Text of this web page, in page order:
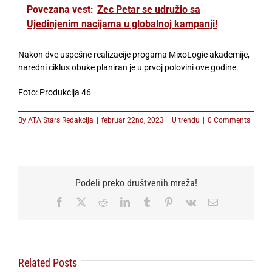
Povezana vest: Zec Petar se udružio sa
Ujedinjenim nacijama u globalnoj kampanji!
Nakon dve uspešne realizacije progama MixoLogic akademije,
naredni ciklus obuke planiran je u prvoj polovini ove godine.
Foto: Produkcija 46
By ATA Stars Redakcija februar 22nd, 2023 U trendu 0 Comments
Podeli preko društvenih mreža!
Facebook RedditLinkedInTumblr Pinterest
Vk Email
Related Posts